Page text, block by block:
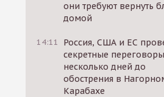
они требуют вернуть
домой
14:11
Россия, США и ЕС
секретные
несколько дней до
обострения в
Карабахе